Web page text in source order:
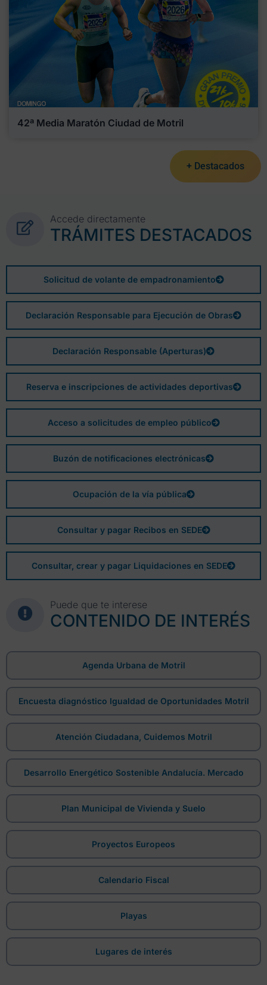
42ª Media Maratón Ciudad de Motril
+ Destacados
Accede directamente
TRÁMITES DESTACADOS
Solicitud de volante de empadronamiento
Declaración Responsable para Ejecución de Obras
Declaración Responsable (Aperturas)
Reserva e inscripciones de actividades deportivas
Acceso a solicitudes de empleo público
Buzón de notificaciones electrónicas
Ocupación de la vía pública
Consultar y pagar Recibos en SEDE
Consultar, crear y pagar Liquidaciones en SEDE
Puede que te interese
CONTENIDO DE INTERÉS
Agenda Urbana de Motril
Encuesta diagnóstico Igualdad de Oportunidades Motril
Atención Ciudadana, Cuidemos Motril
Desarrollo Energético Sostenible Andalucía. Mercado
Plan Municipal de Vivienda y Suelo
Proyectos Europeos
Calendario Fiscal
Playas
Lugares de interés